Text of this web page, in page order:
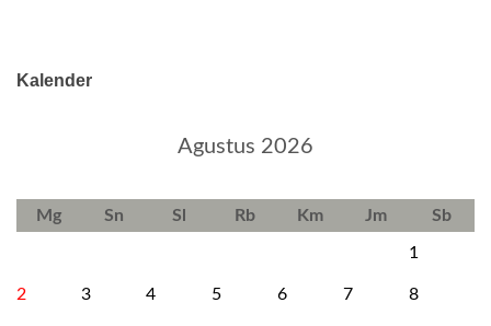
Kalender
Agustus 2026
Mg Sn Sl Rb Km Jm Sb
1
2 3 4 5 6 7 8